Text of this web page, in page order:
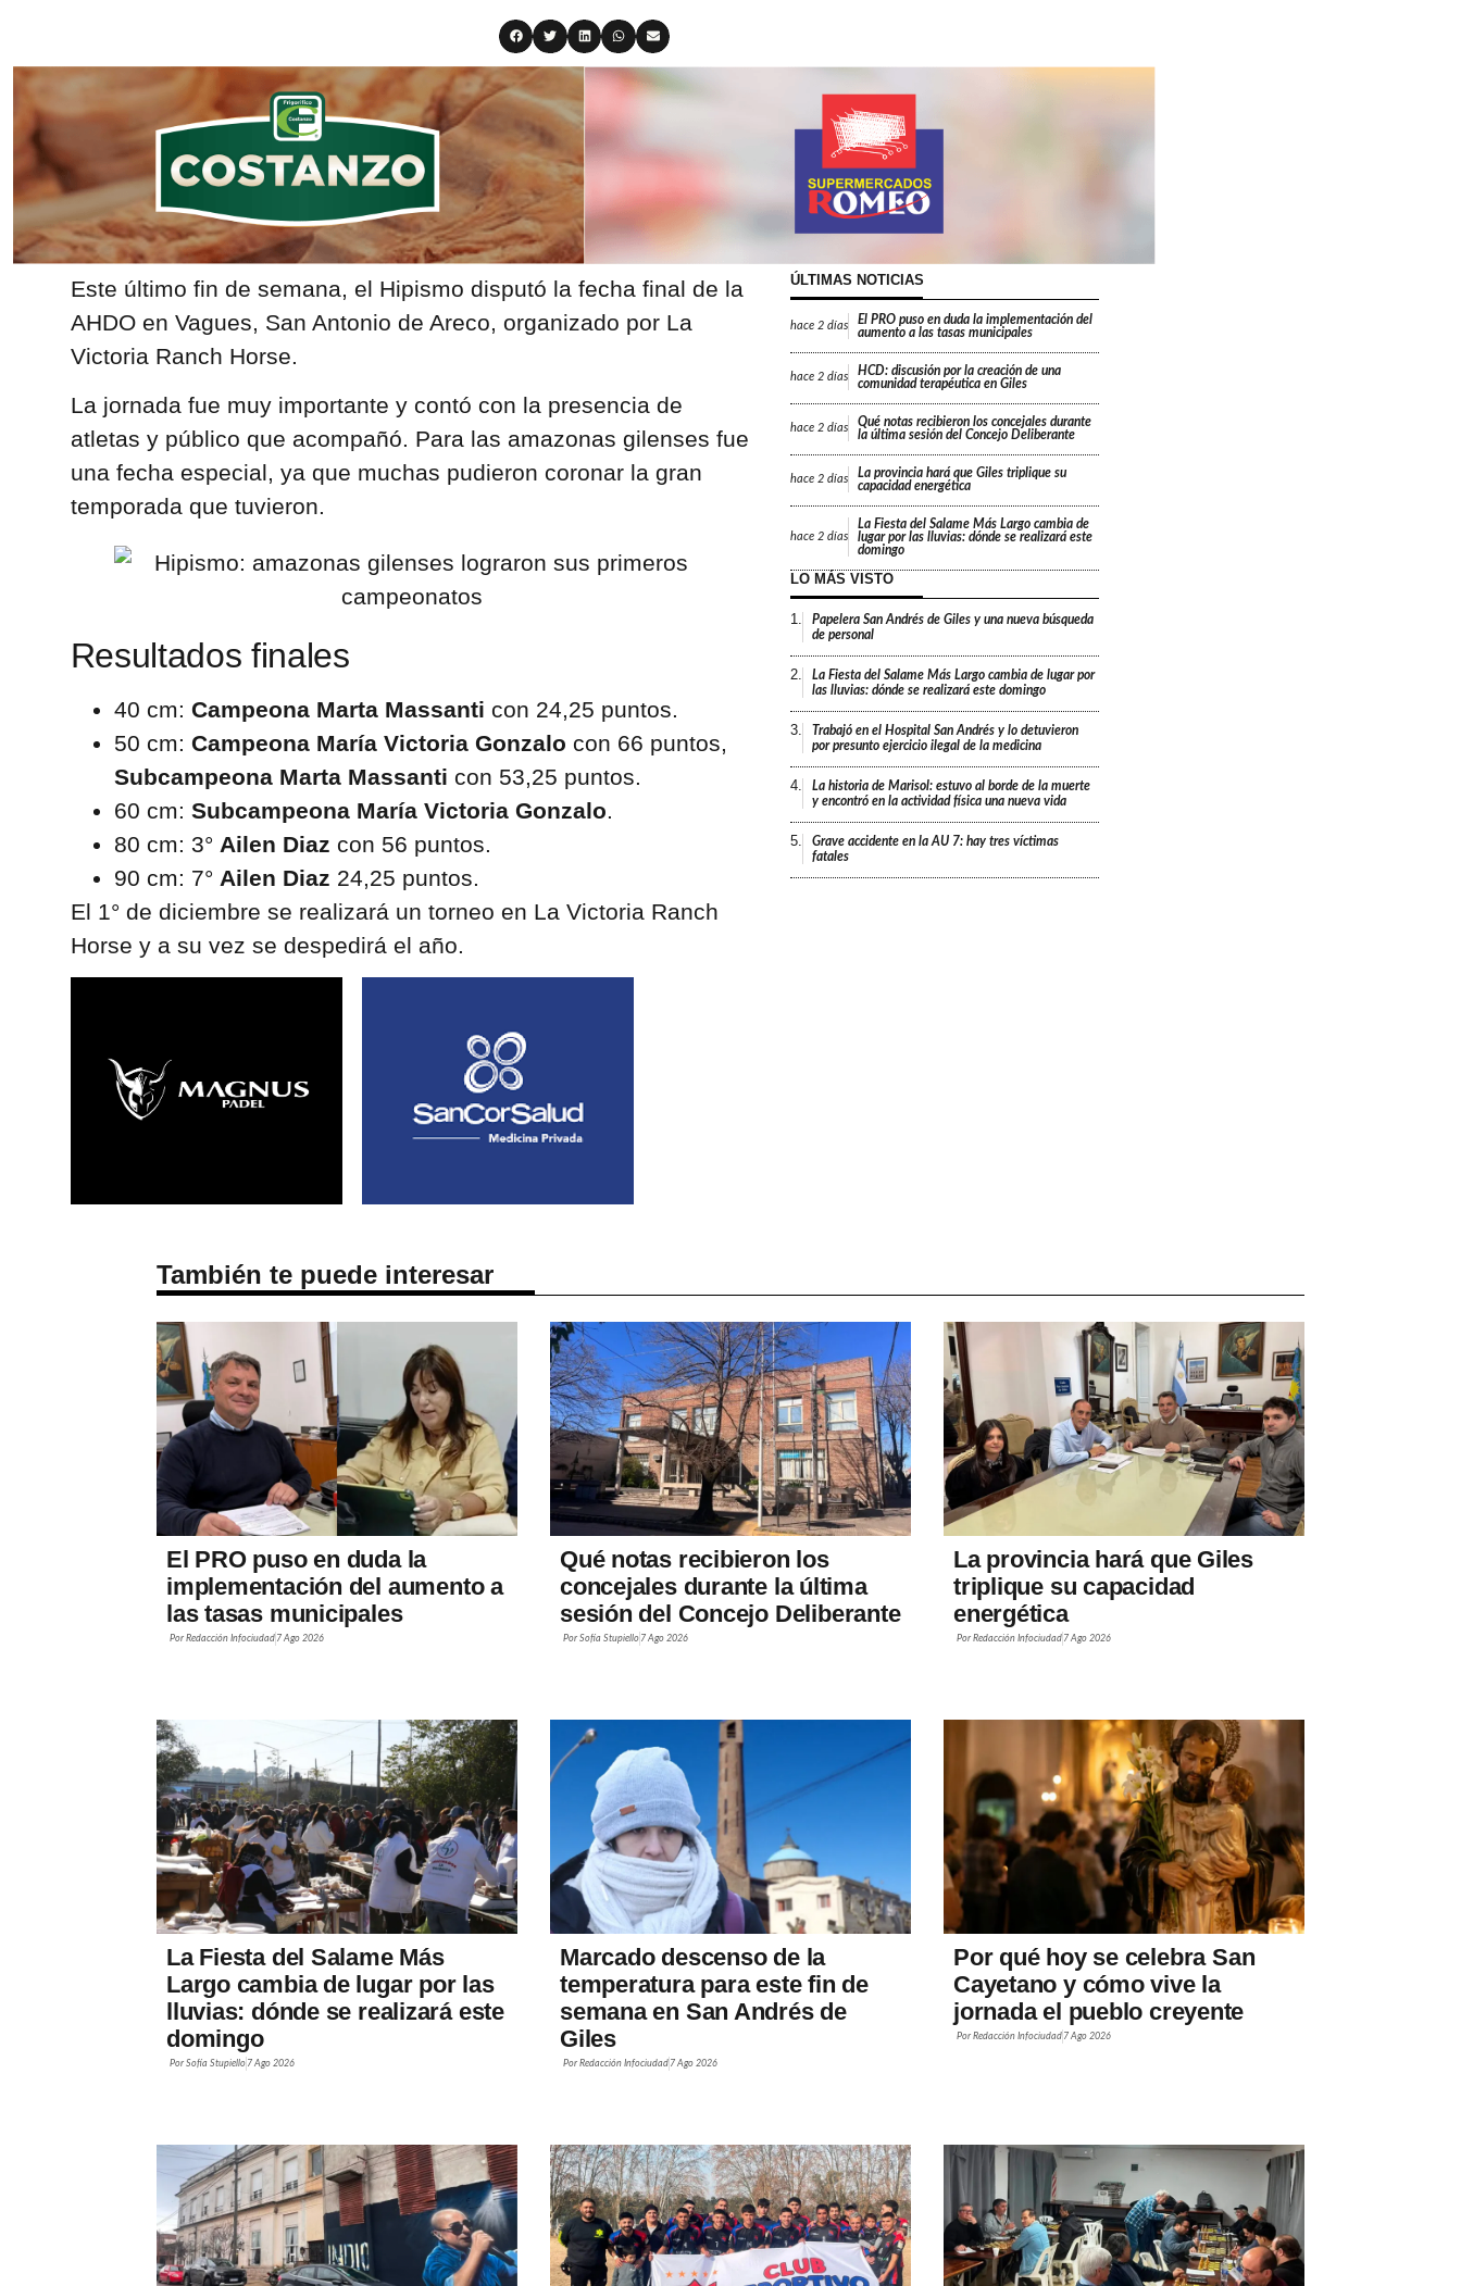
Este último fin de semana, el Hipismo disputó la fecha final de la
AHDO en Vagues, San Antonio de Areco, organizado por La
Victoria Ranch Horse.
La jornada fue muy importante y contó con la presencia de
atletas y público que acompañó. Para las amazonas gilenses fue
una fecha especial, ya que muchas pudieron coronar la gran
temporada que tuvieron.
Resultados finales
40 cm: Campeona Marta Massanti con 24,25 puntos.
50 cm: Campeona María Victoria Gonzalo con 66 puntos,
Subcampeona Marta Massanti con 53,25 puntos.
60 cm: Subcampeona María Victoria Gonzalo.
80 cm: 3° Ailen Diaz con 56 puntos.
90 cm: 7° Ailen Diaz 24,25 puntos.
El 1° de diciembre se realizará un torneo en La Victoria Ranch
Horse y a su vez se despedirá el año.
ÚLTIMAS NOTICIAS
hace 2 días
El PRO puso en duda la implementación del
aumento a las tasas municipales
hace 2 días
HCD: discusión por la creación de una
comunidad terapéutica en Giles
hace 2 días
Qué notas recibieron los concejales durante
la última sesión del Concejo Deliberante
hace 2 días
La provincia hará que Giles triplique su
capacidad energética
hace 2 días
La Fiesta del Salame Más Largo cambia de
lugar por las lluvias: dónde se realizará este
domingo
LO MÁS VISTO
1.
Papelera San Andrés de Giles y una nueva búsqueda
de personal
2.
La Fiesta del Salame Más Largo cambia de lugar por
las lluvias: dónde se realizará este domingo
3.
Trabajó en el Hospital San Andrés y lo detuvieron
por presunto ejercicio ilegal de la medicina
4.
La historia de Marisol: estuvo al borde de la muerte
y encontró en la actividad física una nueva vida
5.
Grave accidente en la AU 7: hay tres víctimas
fatales
También te puede interesar
El PRO puso en duda la
implementación del aumento a
las tasas municipales
Por Redacción Infociudad 7 Ago 2026
Qué notas recibieron los
concejales durante la última
sesión del Concejo Deliberante
Por Sofía Stupiello 7 Ago 2026
La provincia hará que Giles
triplique su capacidad
energética
Por Redacción Infociudad 7 Ago 2026
La Fiesta del Salame Más
Largo cambia de lugar por las
lluvias: dónde se realizará este
domingo
Por Sofía Stupiello 7 Ago 2026
Marcado descenso de la
temperatura para este fin de
semana en San Andrés de
Giles
Por Redacción Infociudad 7 Ago 2026
Por qué hoy se celebra San
Cayetano y cómo vive la
jornada el pueblo creyente
Por Redacción Infociudad 7 Ago 2026